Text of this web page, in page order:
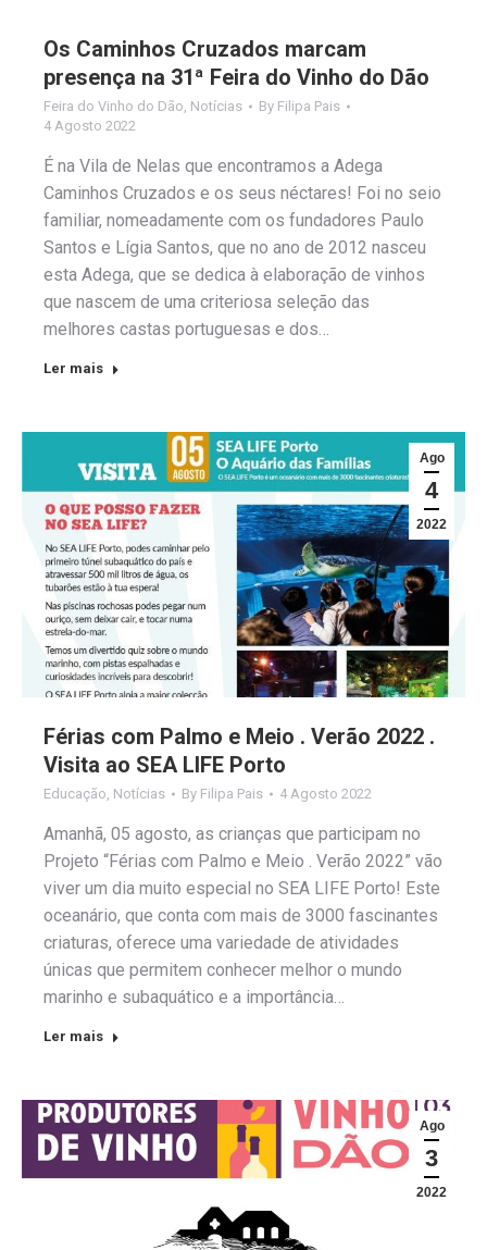
Os Caminhos Cruzados marcam
presença na 31ª Feira do Vinho do Dão
Feira do Vinho do Dão Notícias By Filipa Pais
4 Agosto 2022
É na Vila de Nelas que encontramos a Adega
Caminhos Cruzados e os seus néctares! Foi no seio
familiar, nomeadamente com os fundadores Paulo
Santos e Lígia Santos, que no ano de 2012 nasceu
esta Adega, que se dedica à elaboração de vinhos
que nascem de uma criteriosa seleção das
melhores castas portuguesas e dos…
Ler mais
Ago
4
2022
Férias com Palmo e Meio . Verão 2022 .
Visita ao SEA LIFE Porto
Educação, Notícias By Filipa Pais 4 Agosto 2022
Amanhã, 05 agosto, as crianças que participam no
Projeto “Férias com Palmo e Meio . Verão 2022” vão
viver um dia muito especial no SEA LIFE Porto! Este
oceanário, que conta com mais de 3000 fascinantes
criaturas, oferece uma variedade de atividades
únicas que permitem conhecer melhor o mundo
marinho e subaquático e a importância…
Ler mais
Ago
3
2022